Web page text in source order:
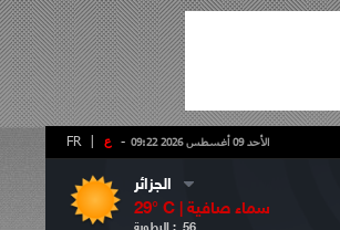
- ع FR الأحد 09 أغسطس 2026 09:22
الجزائر
29° C | سماء صافية